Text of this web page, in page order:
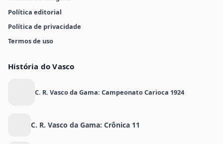
Política editorial
Política de privacidade
Termos de uso
História do Vasco
C. R. Vasco da Gama: Campeonato Carioca 1924
C. R. Vasco da Gama: Crônica 11